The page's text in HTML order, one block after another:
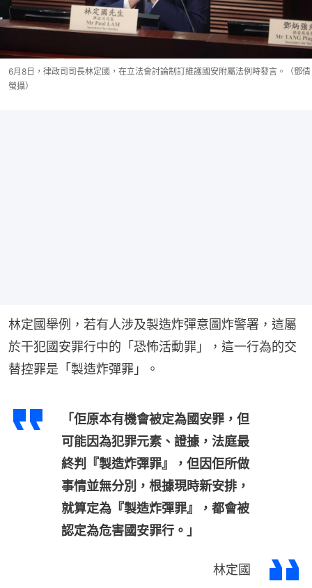
6月8日，律政司司長林定國，在立法會討論制訂維護國安附屬法例時發言。（鄧倩
螢攝）
林定國舉例，若有人涉及製造炸彈意圖炸警署，這屬
於干犯國安罪行中的「恐怖活動罪」，這一行為的交
替控罪是「製造炸彈罪」。
「佢原本有機會被定為國安罪，但
可能因為犯罪元素、證據，法庭最
終判『製造炸彈罪』，但因佢所做
事情並無分別，根據現時新安排，
就算定為『製造炸彈罪』，都會被
認定為危害國安罪行。」
林定國